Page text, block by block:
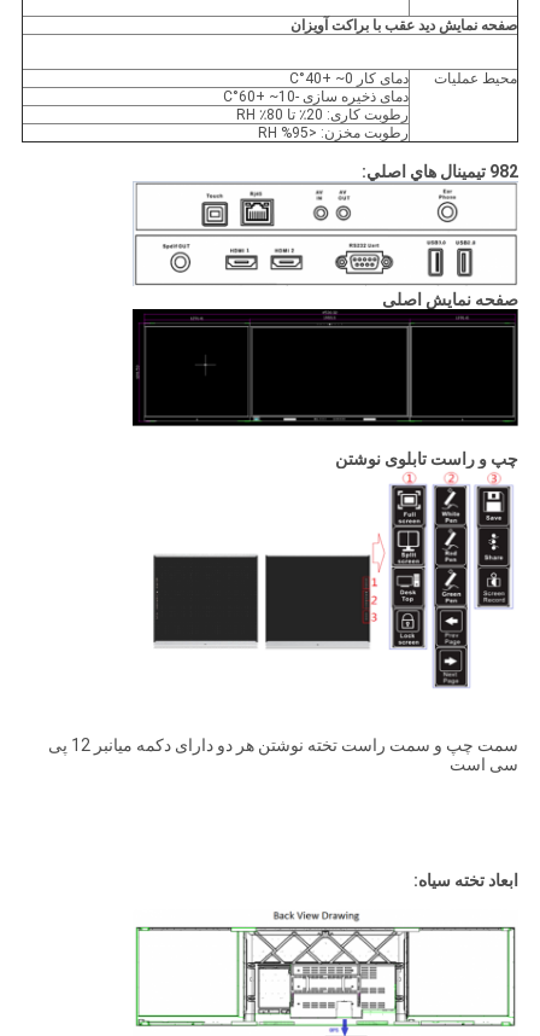
صفحه نمایش دید عقب با براکت آویزان
محیط عملیات
دمای کار 0~ +40°C
دمای ذخیره سازی -10~ +60°C
رطوبت کاری: 20٪ تا 80٪ RH
رطوبت مخزن: <95% RH
982 تيمينال هاي اصلي:
صفحه نمایش اصلی
چپ و راست تابلوی نوشتن
سمت چپ و سمت راست تخته نوشتن هر دو دارای دکمه میانبر 12 پی
سی است
ابعاد تخته سیاه: